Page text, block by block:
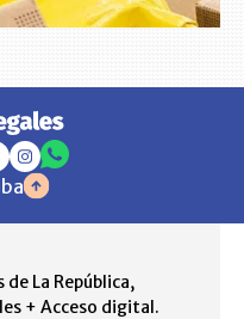
La República,
+ Acceso digital.